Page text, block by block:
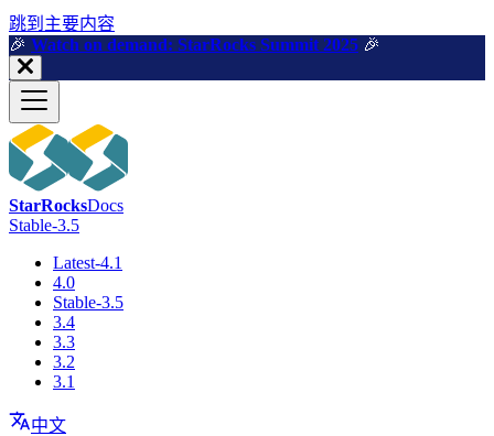
跳到主要内容
🎉️ Watch on demand: StarRocks Summit 2025 🎉️
StarRocksDocs
Stable-3.5
Latest-4.1
4.0
Stable-3.5
3.4
3.3
3.2
3.1
中文